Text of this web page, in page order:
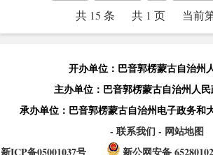
共 15 条
共 1 页 当前
开办单位：巴音郭楞蒙古自治州
主办单位：巴音郭楞蒙古自治州人
承办单位：巴音郭楞蒙古自治州电子政务和
- 联系我们- 网站地图
新ICP备05001037号
新公网安备